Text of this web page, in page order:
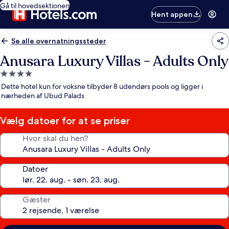
Gå til hovedsektionen
Hent appen
Se alle overnatningssteder
Anusara Luxury Villas - Adults Only
4.0-
stjernet
overnatningssted
Dette hotel kun for voksne tilbyder 8 udendørs pools og ligger i
nærheden af Ubud Palads
Vælg datoer for at se priser
Hvor skal du hen?
Datoer
Gæster